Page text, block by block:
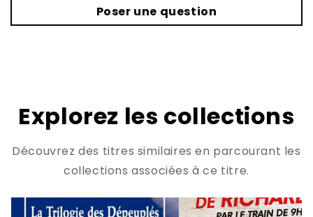
Poser une question
Explorez les collections
Découvrez des titres similaires en parcourant les
collections associées à ce titre.